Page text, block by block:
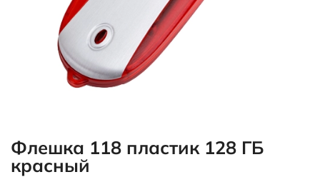
Флешка 118 пластик 128 ГБ
красный